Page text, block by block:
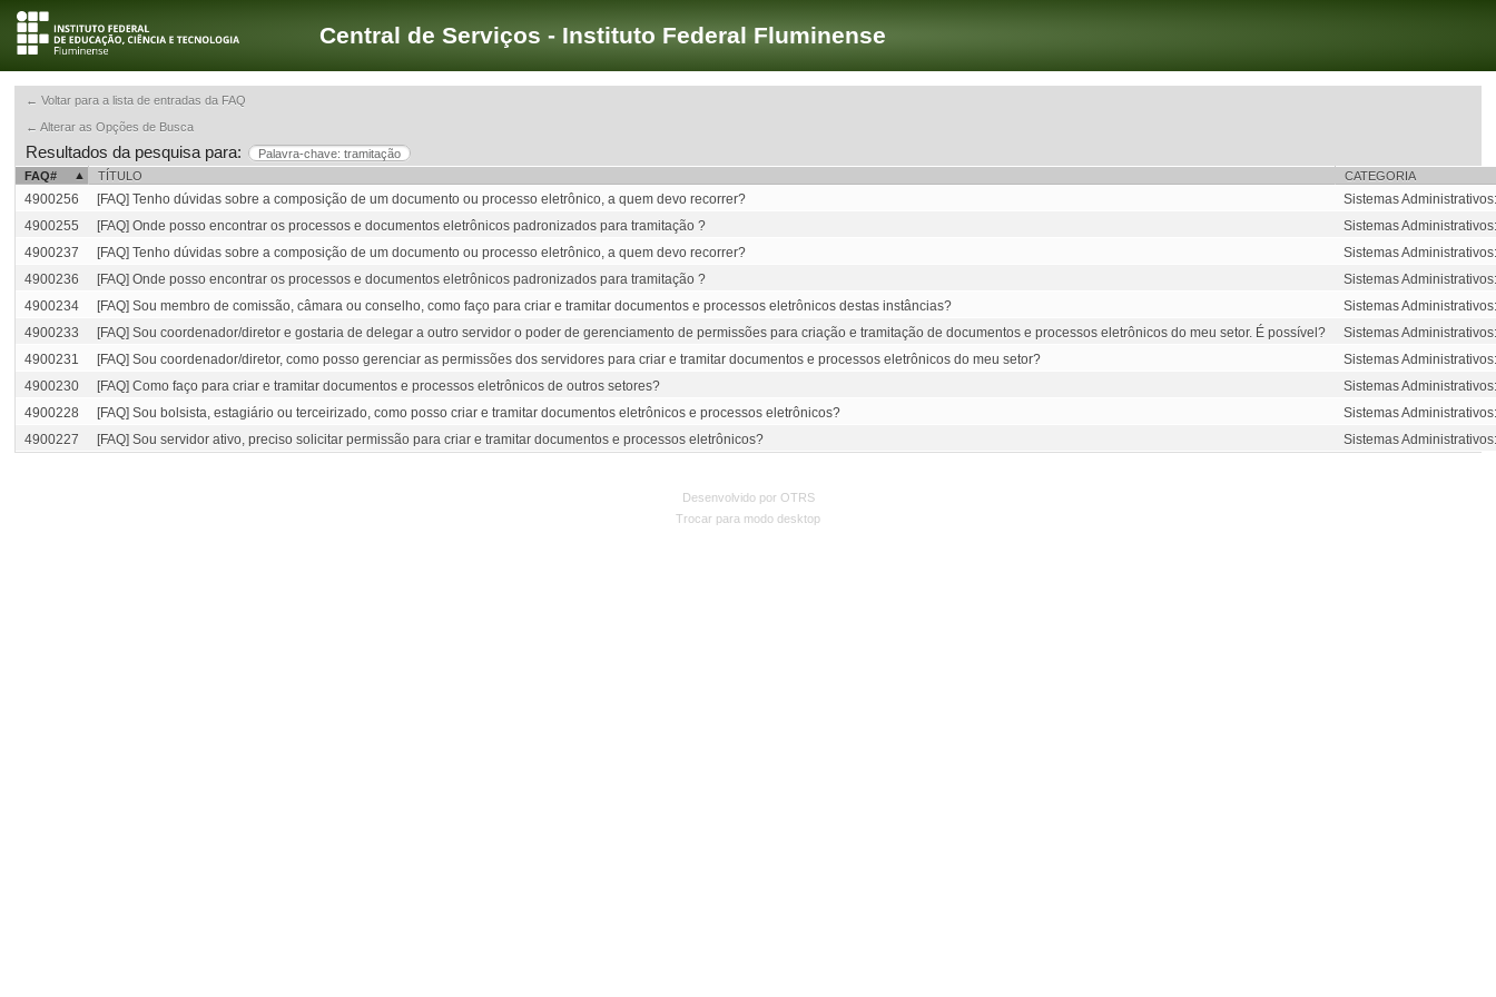
Central de Serviços - Instituto Federal Fluminense
← Voltar para a lista de entradas da FAQ
← Alterar as Opções de Busca
Resultados da pesquisa para:
Palavra-chave: tramitação
FAQ#
TÍTULO CATEGORIA
4900256 [FAQ] Tenho dúvidas sobre a composição de um documento ou processo eletrônico, a quem devo recorrer?
Sistemas
4900255
[FAQ] Onde posso encontrar os processos e documentos eletrônicos padronizados para tramitação ?
Sistemas
4900237
[FAQ] Tenho dúvidas sobre a composição de um documento ou processo eletrônico, a quem devo recorrer?
Sistemas
4900236
[FAQ] Onde posso encontrar os processos e documentos eletrônicos padronizados para tramitação ?
Sistemas
4900234
[FAQ] Sou membro de comissão, câmara ou conselho, como faço para criar e tramitar documentos e processos eletrônicos destas instâncias?
Sistemas
4900233
[FAQ] Sou coordenador/diretor e gostaria de delegar a outro servidor o poder de gerenciamento de permissões para criação e tramitação de documentos e processos eletrônicos do meu setor. É possível?
Sistemas
4900231
[FAQ] Sou coordenador/diretor, como posso gerenciar as permissões dos servidores para criar e tramitar documentos e processos eletrônicos do meu setor?
Sistemas
4900230
[FAQ] Como faço para criar e tramitar documentos e processos eletrônicos de outros setores?
Sistemas
4900228
[FAQ] Sou bolsista, estagiário ou terceirizado, como posso criar e tramitar documentos eletrônicos e processos eletrônicos?
Sistemas
4900227
[FAQ] Sou servidor ativo, preciso solicitar permissão para criar e tramitar documentos e processos eletrônicos? Sistemas
Desenvolvido por OTRS
Trocar para modo desktop